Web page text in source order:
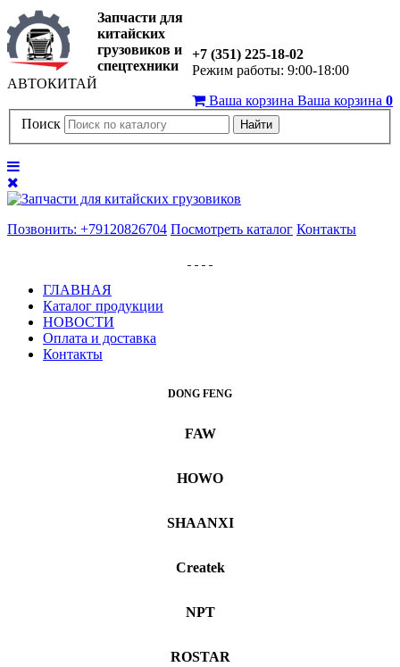
АВТОКИТАЙ
+7 (351) 225-18-02
Режим работы: 9:00-18:00
Ваша корзина Ваша корзина 0
Запчасти для
китайских
грузовиков и
спецтехники
Поиск Найти
Позвонить: +79120826704 Посмотреть каталог Контакты
ГЛАВНАЯ
Каталог продукции
НОВОСТИ
Оплата и доставка
Контакты
DONG FENG
FAW
HOWO
SHAANXI
Createk
NPT
ROSTAR